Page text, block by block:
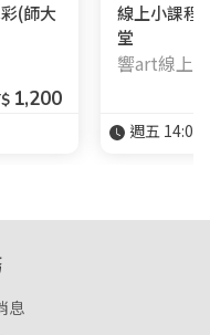
(師大
1,200
線上小課
堂
響art線上
週五
息